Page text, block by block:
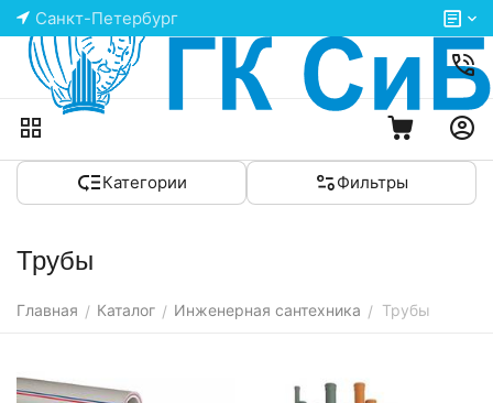
Санкт-Петербург
Категории Фильтры
Трубы
Главная / Каталог / Инженерная сантехника / Трубы